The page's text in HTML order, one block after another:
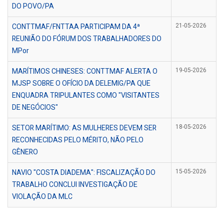
DO POVO/PA
CONTTMAF/FNTTAA PARTICIPAM DA 4ª
REUNIÃO DO FÓRUM DOS TRABALHADORES DO
MPor
21-05-2026
MARÍTIMOS CHINESES: CONTTMAF ALERTA O
MJSP SOBRE O OFÍCIO DA DELEMIG/PA QUE
ENQUADRA TRIPULANTES COMO "VISITANTES
DE NEGÓCIOS"
19-05-2026
SETOR MARÍTIMO: AS MULHERES DEVEM SER
RECONHECIDAS PELO MÉRITO, NÃO PELO
GÊNERO
18-05-2026
NAVIO "COSTA DIADEMA": FISCALIZAÇÃO DO
TRABALHO CONCLUI INVESTIGAÇÃO DE
VIOLAÇÃO DA MLC
15-05-2026